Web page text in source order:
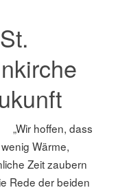
„Wir hoffen, dass
Wärme,
Zeit zaubern
Rede der beiden